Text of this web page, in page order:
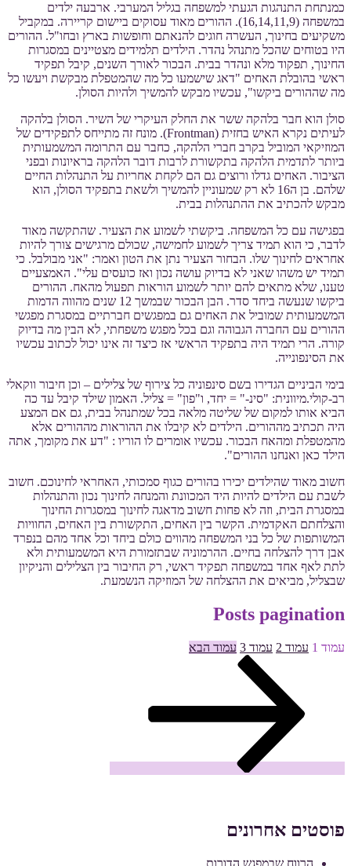
כמנתחת התנהגות הגעתי למשפחה בגליל המערבי. ארבעה ילדים
במשפחה (16,14,11,9). ההורים מאוד עסוקים ביישום קריירה. במקביל
משקיעים בחינוך, העשרה חוגים להנאתם וחופשות בארץ ובחו"ל. ההורים
היו בטוחים שהכל מתנהל נהדר. הילדים תלמידים מצטיינים במסגרות
החינוך, תפקוד מלא ונהדר בבית. הבכור לאורך השנים, קיבל תפקיד
ראשי בהובלת האחים "דאג שישמעו כל מה שהמטפלת מבקשת ויעשו כל
מה שההורים ביקשו", עכשיו מבקש להמשיך ולהיות הסולן.
סולן הוא חבר בלהקה ששר את החלק העיקרי של השיר. הסולן בלהקה
לעיתים נקרא האיש בחזית (Frontman). מונח זה מתייחס לתפקידים של
המוזיקאי המוביל בקרב חברי הלהקה, כחבר עם התרומה המשמעותית
ביותר לתדמית הלהקה בתקשורת לרבות דובר הלהקה בראיונות ובפני
הציבור. האחים גדלו ורוצים גם הם לקחת אחריות על התנהלות החיים
שלהם. בן ה16 לא רק שמעוניין להמשיך ולשאת בתפקיד הסולן, הוא
מבקש להכתיב את ההתנהלות בבית.
בפגישה עם כל המשפחה. ביקשתי לשמוע את הצעיר. שהתקשה מאוד
לדבר, כי הוא תמיד צריך לשמוע לחמישה, שכולם מרגישים צורך להיות
אחראים לחינוך שלו. הבחור הצעיר נתן את הטון ואמר: "אני מבולבל. כי
תמיד יש משהו שאני לא בדיוק עושה נכון ואז כועסים עלי". האמצעיים
טענו, שלא מתאים להם יותר לשמוע הוראות תפעול מהאח. ההורים
ביקשו שנעשה ביחד סדר. הבן הבכור שבמשך 12 שנים מהווה הדמות
המשמעותית שמוביל את האחים גם במפגשים חברתיים במסגרת מפגשי
ההורים עם החברה הגבוהה וגם בכל מפגש משפחתי, לא הבין מה בדיוק
קורה. הרי תמיד היה בתפקיד הראשי אז כיצד זה אינו יכול לכתוב עכשיו
את הסינפונייה.
בימי הביניים הגדירו בשם סינפוניה כל צירוף של צלילים – וכן חיבור ווקאלי
רב-קולי.מיוונית: "סינ-" = יחד, ו"פון" = צליל. האמון שילד קיבל עד כה
הביא אותו למקום של שליטה מלאה בכל שמתנהל בבית, גם אם המצע
היה תכתיב מההורים. הילדים לא קיבלו את ההוראות מההורים אלא
מהמטפלת ומהאח הבכור. עכשיו אומרים לו הוריו : "דע את מקומך, אתה
הילד כאן ואנחנו ההורים".
חשוב מאוד שהילדים יכירו בהורים כגוף סמכותי, האחראי לחינוכם. חשוב
לשבת עם הילדים להיות היד המכוונת והמנחה לחינוך נכון והתנהלות
במסגרת הבית, וזה לא פחות חשוב מדאגה לחינוך במסגרות החינוך
והצלחתם האקדמית. הקשר בין האחים, התקשורת בין האחים, החוויות
המשותפות של כל בני המשפחה מהווים כולם ביחד וכל אחד מהם בנפרד
אבן דרך להצלחה בחיים. ההרמוניה שבתזמורת היא המשמעותית ולא
לתת לאף אחד במשפחה תפקיד ראשי, רק החיבור בין הצלילים והניקיון
שבצליל, מביאים את ההצלחה של המוזיקה הנשמעת.
Posts pagination
עמוד 1 עמוד 2 עמוד 3 עמוד הבא
פוסטים אחרונים
הרווח שבמפגש הדורות